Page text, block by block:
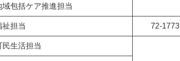
域包括ケア推進担当
祉担当 72-1773
民生活担当